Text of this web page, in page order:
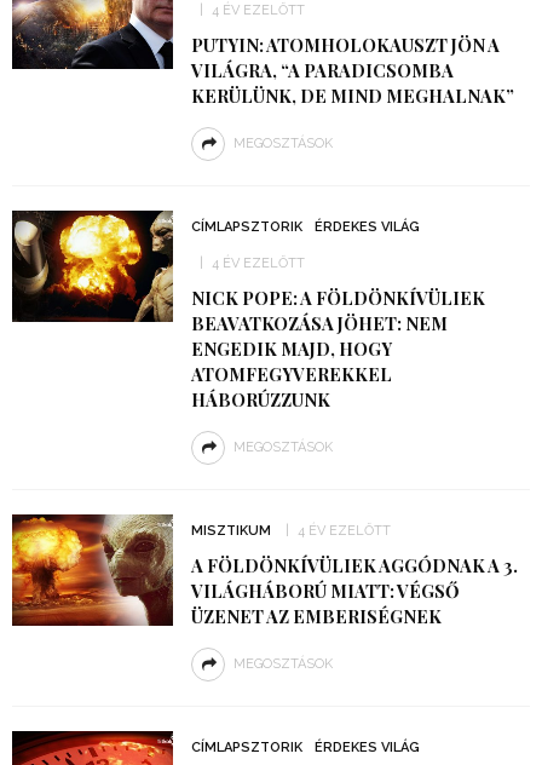
4 ÉV EZELŐTT
PUTYIN: ATOMHOLOKAUSZT JÖN A
VILÁGRA, “A PARADICSOMBA
KERÜLÜNK, DE MIND MEGHALNAK”
MEGOSZTÁSOK
CÍMLAPSZTORIK ÉRDEKES VILÁG
4 ÉV EZELŐTT
NICK POPE: A FÖLDÖNKÍVÜLIEK
BEAVATKOZÁSA JÖHET: NEM
ENGEDIK MAJD, HOGY
ATOMFEGYVEREKKEL
HÁBORÚZZUNK
MEGOSZTÁSOK
MISZTIKUM 4 ÉV EZELŐTT
A FÖLDÖNKÍVÜLIEK AGGÓDNAK A 3.
VILÁGHÁBORÚ MIATT: VÉGSŐ
ÜZENET AZ EMBERISÉGNEK
MEGOSZTÁSOK
CÍMLAPSZTORIK ÉRDEKES VILÁG